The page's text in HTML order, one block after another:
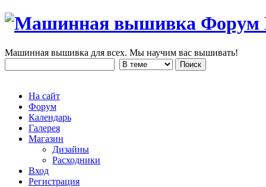
Машинная вышивка для всех. Мы научим вас вышивать!
На сайт
Форум
Календарь
Галерея
Магазин
Дизайны
Расходники
Вход
Регистрация